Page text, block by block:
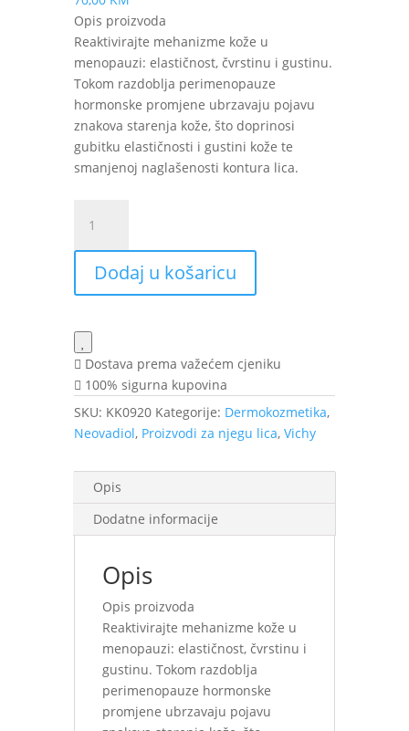
Opis proizvoda
Reaktivirajte mehanizme kože u
menopauzi: elastičnost, čvrstinu i gustinu.
Tokom razdoblja perimenopauze
hormonske promjene ubrzavaju pojavu
znakova starenja kože, što doprinosi
gubitku elastičnosti i gustini kože te
smanjenoj naglašenosti kontura lica.
Neovadiol
Peri-
Menopauza
dnevna
za
suhu
kožu
50
ml
količina
Dodaj u košaricu
Dostava prema važećem cjeniku
100% sigurna kupovina
SKU: KK0920 Kategorije: Dermokozmetika,
Neovadiol, Proizvodi za njegu lica, Vichy
Opis
Dodatne informacije
Opis
Opis proizvoda
Reaktivirajte mehanizme kože u
menopauzi: elastičnost, čvrstinu i
gustinu. Tokom razdoblja
perimenopauze hormonske
promjene ubrzavaju pojavu